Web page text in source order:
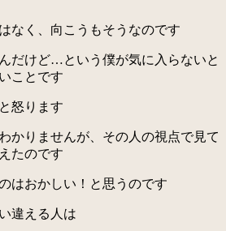
なく、向こうもそうなのです
だけど…という僕が気に入らないと
ことです
怒ります
かりませんが、その人の視点で見て
たのです
はおかしい！と思うのです
違える人は